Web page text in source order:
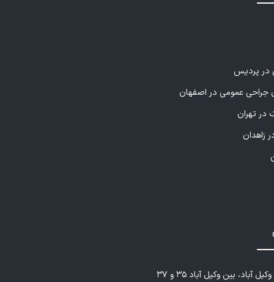
در پردیس
عمومی در اصفهان
در تهران
زاهدان
آباد، بین وکیل آباد ۳۵ و ۳۷